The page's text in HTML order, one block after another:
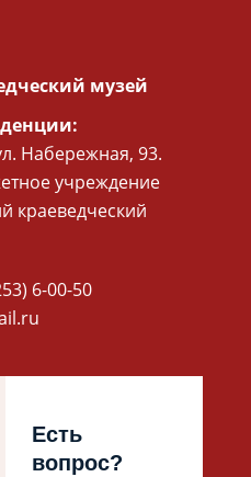
музей
Набережная, 93.
учреждение
краеведческий
6-00-50
Есть
вопрос?